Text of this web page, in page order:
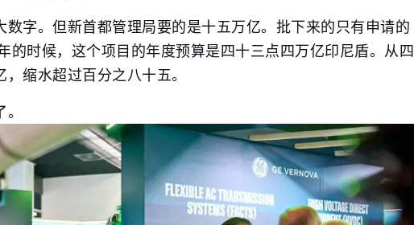
数字。但新首都管理局要的是十五万亿。批下来的只有申请的
的时候，这个项目的年度预算是四十三点四万亿印尼盾。从四
缩水超过百分之八十五。